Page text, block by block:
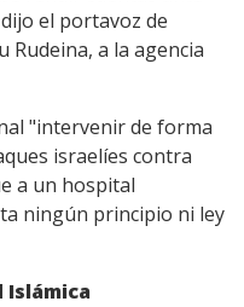
el portavoz de
Rudeina, a la agencia
"intervenir de forma
israelíes contra
a un hospital
ningún principio ni ley
Islámica